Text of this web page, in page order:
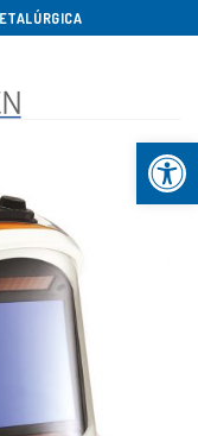
Abrir